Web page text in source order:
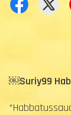
￼Suriy99